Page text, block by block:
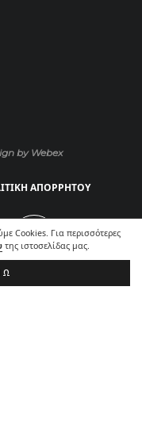
Cookies. Για περισσότερες
της ιστοσελίδας μας.
by Webex
ΑΠΟΡΡΗΤΟΥ